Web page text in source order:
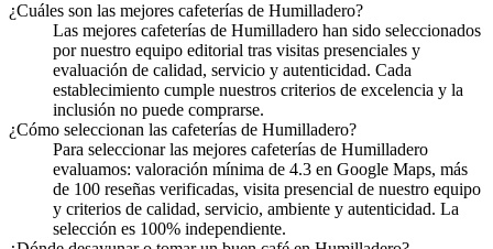
¿Cuáles son las mejores cafeterías de Humilladero?
Las mejores cafeterías de Humilladero han sido seleccionados
por nuestro equipo editorial tras visitas presenciales y
evaluación de calidad, servicio y autenticidad. Cada
establecimiento cumple nuestros criterios de excelencia y la
inclusión no puede comprarse.
¿Cómo seleccionan las cafeterías de Humilladero?
Para seleccionar las mejores cafeterías de Humilladero
evaluamos: valoración mínima de 4.3 en Google Maps, más
de 100 reseñas verificadas, visita presencial de nuestro equipo
y criterios de calidad, servicio, ambiente y autenticidad. La
selección es 100% independiente.